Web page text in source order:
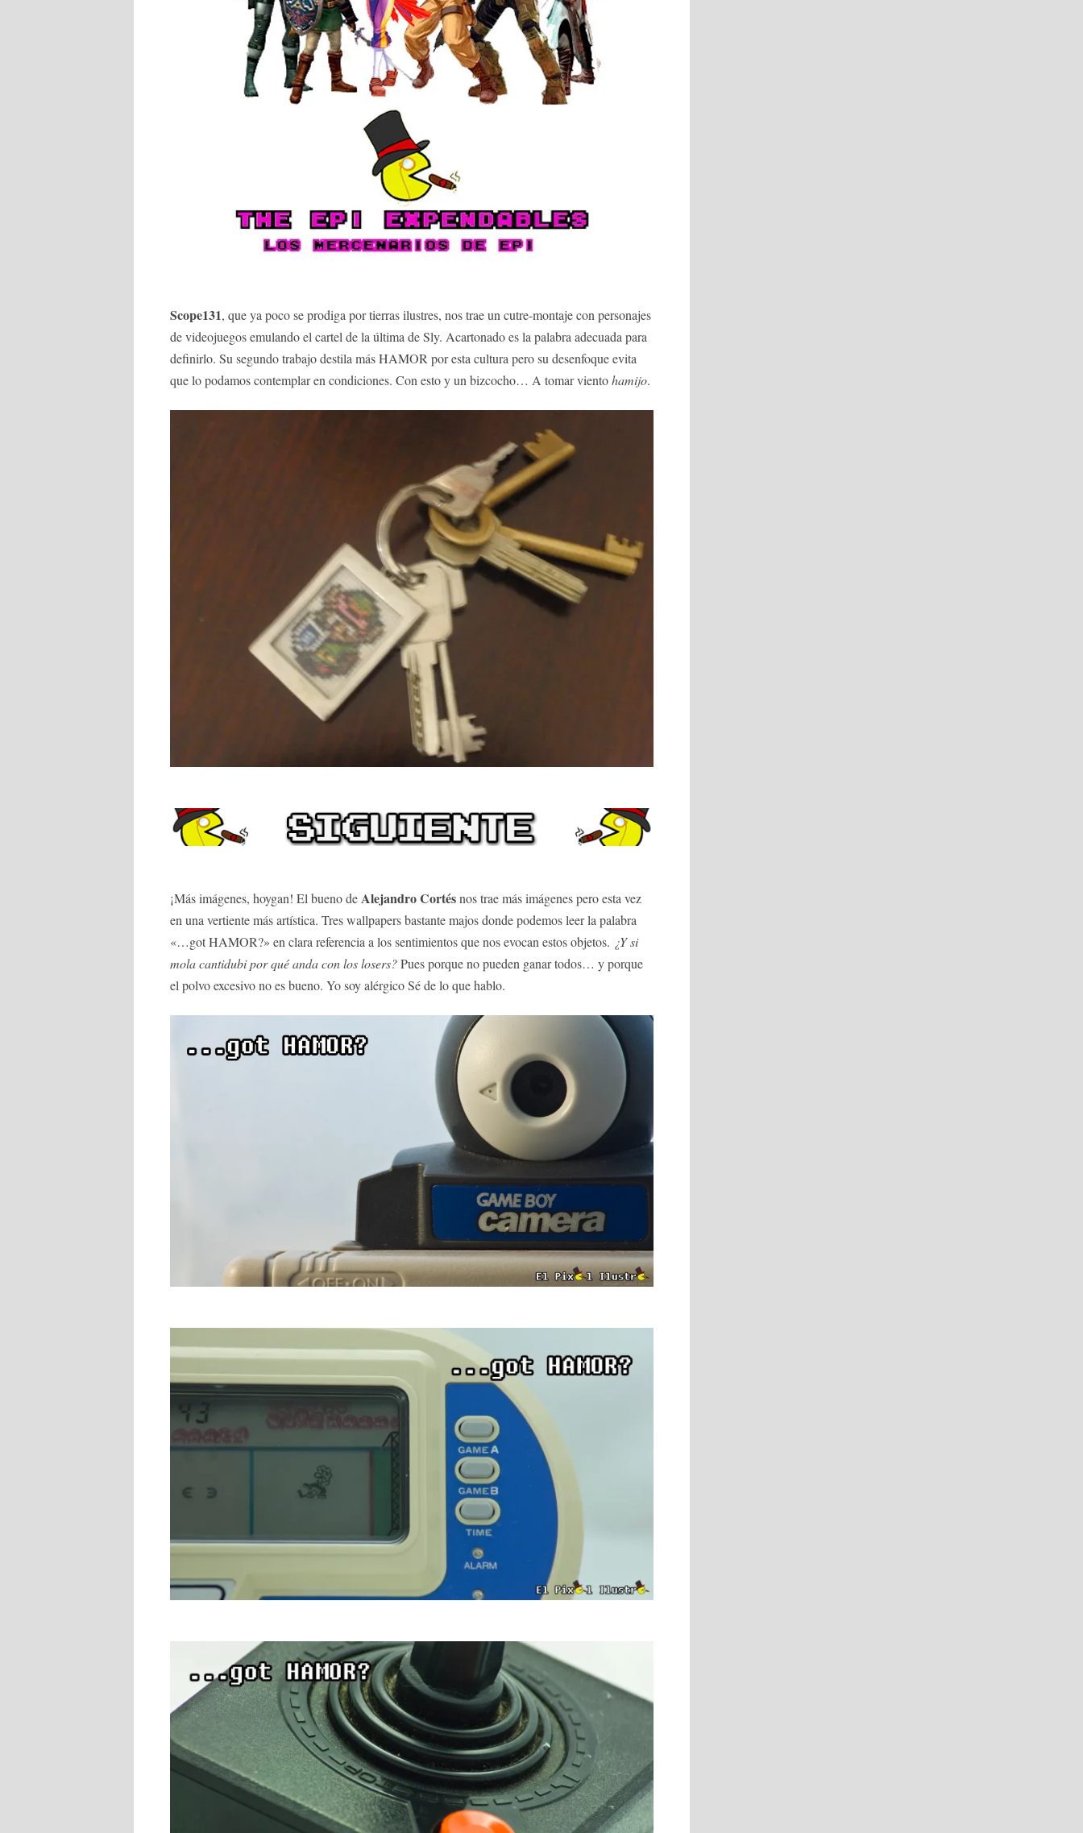
Scope131, que ya poco se prodiga por tierras ilustres, nos trae un cutre-montaje con personajes
de videojuegos emulando el cartel de la última de Sly. Acartonado es la palabra adecuada para
definirlo. Su segundo trabajo destila más HAMOR por esta cultura pero su desenfoque evita
que lo podamos contemplar en condiciones. Con esto y un bizcocho… A tomar vientohamijo.
¡Más imágenes, hoygan! El bueno de Alejandro Cortésnos trae más imágenes pero esta vez
en una vertiente más artística. Tres wallpapers bastante majos donde podemos leer la palabra
«…got HAMOR?» en clara referencia a los sentimientos que nos evocan estos objetos. ¿Y si
mola cantidubi por qué anda con los losers?Pues porque no pueden ganar todos… y porque
el polvo excesivo no es bueno. Yo soy alérgico Sé de lo que hablo.